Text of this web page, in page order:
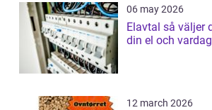
06 may 2026
Elavtal så väljer du rätt avtal för
din el och vardag
12 march 2026